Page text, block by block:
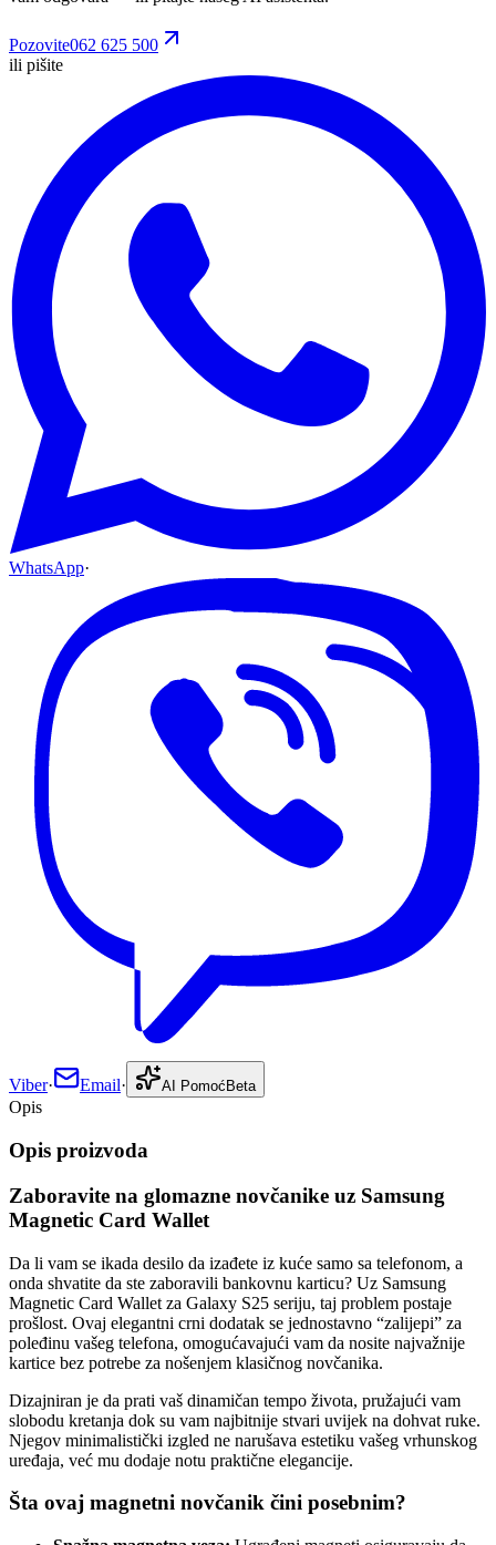
Pozovite062 625 500
ili pišite
WhatsApp·
Viber· Email· AI Pomoć Beta
Opis
Opis proizvoda
Zaboravite na glomazne novčanike uz Samsung
Magnetic Card Wallet
Da li vam se ikada desilo da izađete iz kuće samo sa telefonom, a
onda shvatite da ste zaboravili bankovnu karticu? Uz Samsung
Magnetic Card Wallet za Galaxy S25 seriju, taj problem postaje
prošlost. Ovaj elegantni crni dodatak se jednostavno “zalijepi” za
poleđinu vašeg telefona, omogućavajući vam da nosite najvažnije
kartice bez potrebe za nošenjem klasičnog novčanika.
Dizajniran je da prati vaš dinamičan tempo života, pružajući vam
slobodu kretanja dok su vam najbitnije stvari uvijek na dohvat ruke.
Njegov minimalistički izgled ne narušava estetiku vašeg vrhunskog
uređaja, već mu dodaje notu praktične elegancije.
Šta ovaj magnetni novčanik čini posebnim?